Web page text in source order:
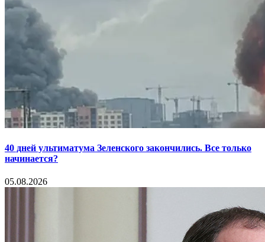
40 дней ультиматума Зеленского закончились. Все только
начинается?
05.08.2026